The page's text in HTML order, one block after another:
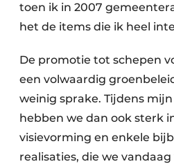
toen ik in 2007
het de items die ik heel
De promotie tot schepen
een volwaardig
weinig sprake. Tijdens
hebben we dan ook sterk
visievorming en enkele
realisaties, die we